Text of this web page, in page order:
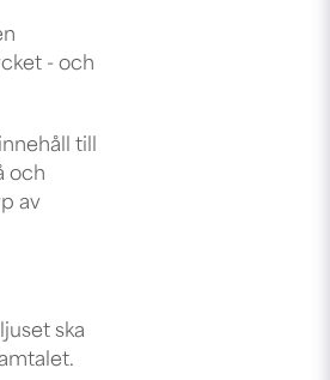
- och
till
och
av
ska